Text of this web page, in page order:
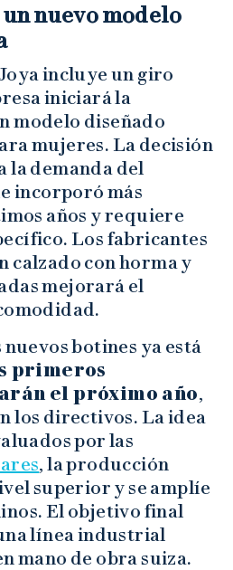
nuevo modelo
incluye un giro
iniciará la
modelo diseñado
mujeres. La decisión
la demanda del
incorporó más
años y requiere
Los fabricantes
calzado con horma y
mejorará el
botines ya está
primeros
el próximo año,
los directivos. La idea
por las
, la producción
superior y se amplíe
El objetivo final
línea industrial
mano de obra suiza.